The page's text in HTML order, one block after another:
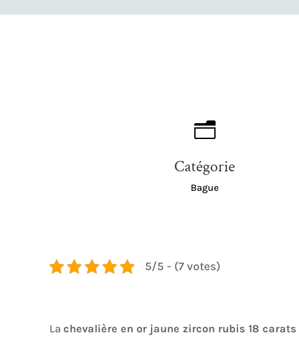
n
Catégorie
Bague
5/5 - (7 votes)
La chevalière en or jaune zircon rubis 18 carats